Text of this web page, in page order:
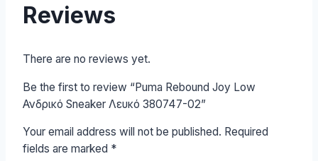
Reviews
There are no reviews yet.
Be the first to review “Puma Rebound Joy Low
Ανδρικό Sneaker Λευκό 380747-02”
Your email address will not be published. Required
fields are marked *